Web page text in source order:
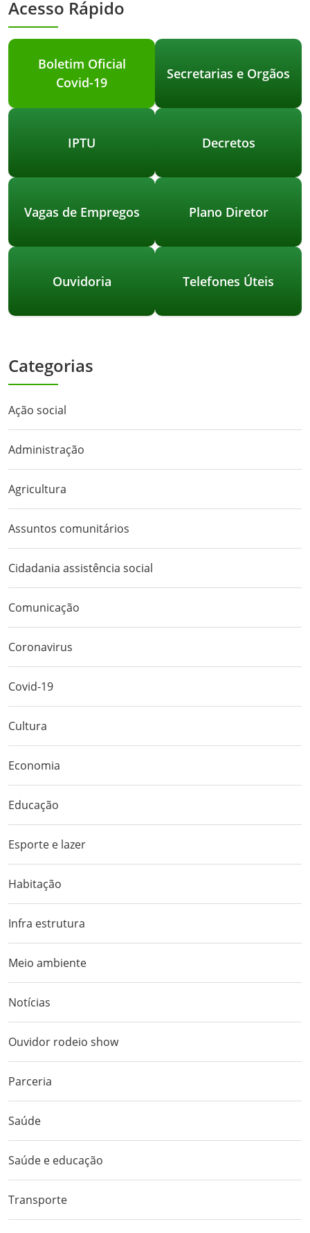
Acesso Rápido
Boletim Oficial
Covid-19
Secretarias e Orgãos
IPTU Decretos
Vagas de Empregos Plano Diretor
Ouvidoria Telefones Úteis
Categorias
Ação social
Administração
Agricultura
Assuntos comunitários
Cidadania assistência social
Comunicação
Coronavirus
Covid-19
Cultura
Economia
Educação
Esporte e lazer
Habitação
Infra estrutura
Meio ambiente
Notícias
Ouvidor rodeio show
Parceria
Saúde
Saúde e educação
Transporte